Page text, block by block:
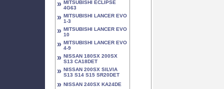
» MITSUBISHI ECLIPSE
4G63
» MITSUBISHI LANCER EVO
1-3
» MITSUBISHI LANCER EVO
10
» MITSUBISHI LANCER EVO
4-9
» NISSAN 180SX 200SX
S13 CA18DET
» NISSAN 200SX SILVIA
S13 S14 S15 SR20DET
» NISSAN 240SX KA24DE